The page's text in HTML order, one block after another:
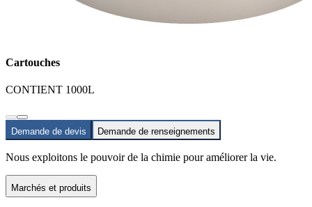
Cartouches
CONTIENT 1000L
Demande de devis Demande de renseignements
Nous exploitons le pouvoir de la chimie pour améliorer la vie.
Marchés et produits